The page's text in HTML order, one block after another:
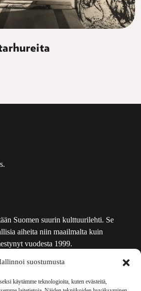
suostumusta
käytämme teknologioita, kuten evästeitä,
Suomen suurin kulttuurilehti. Se
aiheita niin maailmalta kuin
vuodesta 1999.